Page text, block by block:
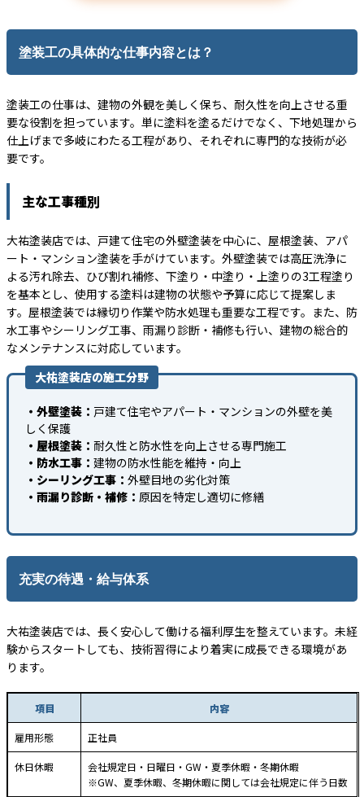
塗装工の具体的な仕事内容とは？
塗装工の仕事は、建物の外観を美しく保ち、耐久性を向上させる重
要な役割を担っています。単に塗料を塗るだけでなく、下地処理から
仕上げまで多岐にわたる工程があり、それぞれに専門的な技術が必
要です。
主な工事種別
大祐塗装店では、戸建て住宅の外壁塗装を中心に、屋根塗装、アパ
ート・マンション塗装を手がけています。外壁塗装では高圧洗浄に
よる汚れ除去、ひび割れ補修、下塗り・中塗り・上塗りの3工程塗り
を基本とし、使用する塗料は建物の状態や予算に応じて提案しま
す。屋根塗装では縁切り作業や防水処理も重要な工程です。また、防
水工事やシーリング工事、雨漏り診断・補修も行い、建物の総合的
なメンテナンスに対応しています。
大祐塗装店の施工分野
・外壁塗装： 戸建て住宅やアパート・マンションの外壁を美
しく保護
・屋根塗装： 耐久性と防水性を向上させる専門施工
・防水工事： 建物の防水性能を維持・向上
・シーリング工事： 外壁目地の劣化対策
・雨漏り診断・補修： 原因を特定し適切に修繕
充実の待遇・給与体系
大祐塗装店では、長く安心して働ける福利厚生を整えています。未経
験からスタートしても、技術習得により着実に成長できる環境があ
ります。
項目 内容
雇用形態 正社員
休日休暇
会社規定日・日曜日・GW・夏季休暇・冬期休暇
※GW、夏季休暇、冬期休暇に関しては会社規定に伴う日数